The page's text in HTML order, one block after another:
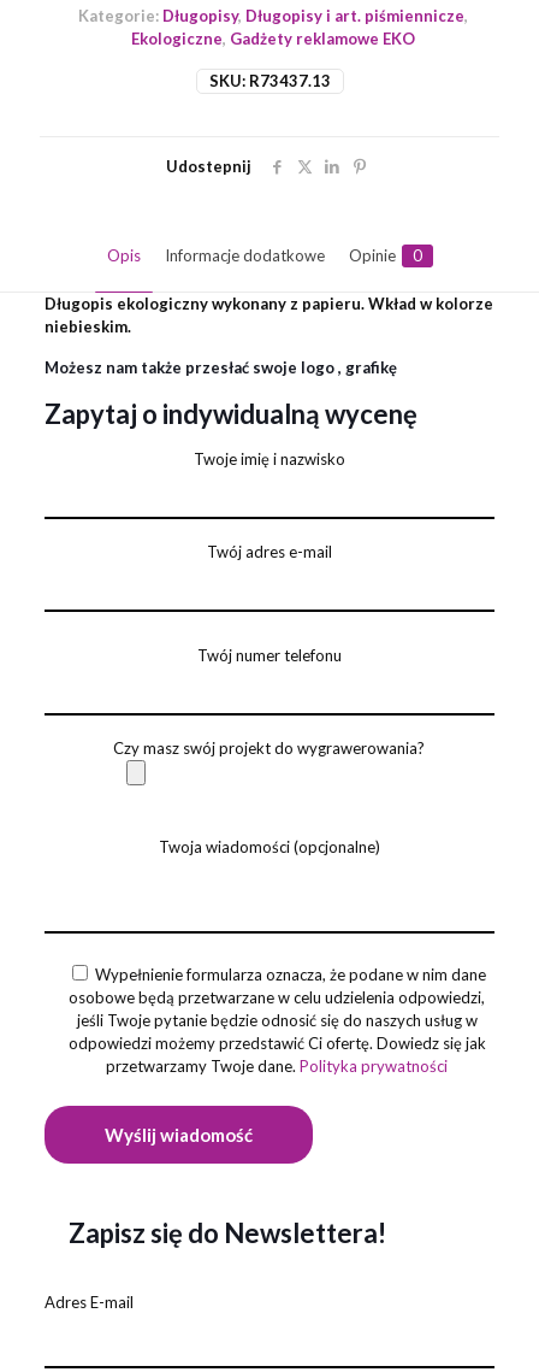
SKU: R73437.13
Kategorie: Długopisy, Długopisy i art. piśmiennicze,
Ekologiczne, Gadżety reklamowe EKO
Udostepnij
Opis Informacje dodatkowe Opinie 0
Długopis ekologiczny wykonany z papieru. Wkład w kolorze
niebieskim.
Możesz nam także przesłać swoje logo , grafikę
Zapytaj o indywidualną wycenę
Twoje imię i nazwisko
Twój adres e-mail
Twój numer telefonu
Czy masz swój projekt do wygrawerowania?
Twoja wiadomości (opcjonalne)
Wypełnienie formularza oznacza, że podane w nim dane
osobowe będą przetwarzane w celu udzielenia odpowiedzi,
jeśli Twoje pytanie będzie odnosić się do naszych usług w
odpowiedzi możemy przedstawić Ci ofertę. Dowiedz się jak
przetwarzamy Twoje dane.Polityka prywatności
Zapisz się do Newslettera!
Adres E-mail